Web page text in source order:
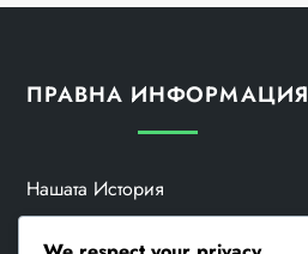
ПРАВНА ИНФОРМАЦИЯ
Нашата История
Общи Условия